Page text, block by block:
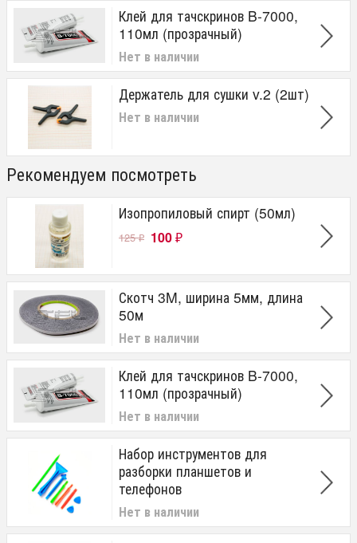
Клей для тачскринов B-7000,
110мл (прозрачный)
Нет в наличии
Держатель для сушки v.2 (2шт)
Нет в наличии
Рекомендуем посмотреть
Изопропиловый спирт (50мл)
125₽ 100 ₽
Скотч 3M, ширина 5мм, длина
50м
Нет в наличии
Клей для тачскринов B-7000,
110мл (прозрачный)
Нет в наличии
Набор инструментов для
разборки планшетов и
телефонов
Нет в наличии